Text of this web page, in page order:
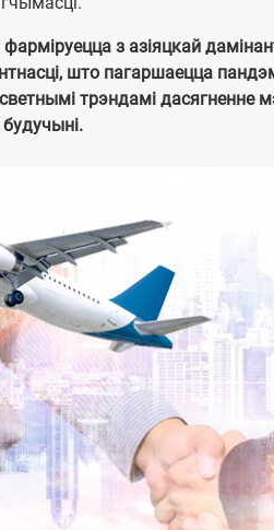
з азіяцкай
што пагаршаецца
трэндамі дасягненне